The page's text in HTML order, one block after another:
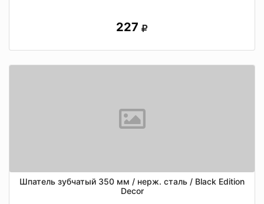
227
Шпатель зубчатый 350 мм / нерж. сталь / Black Edition
Decor